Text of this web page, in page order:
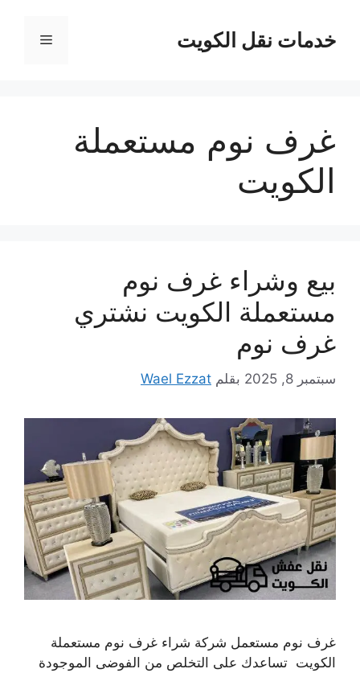
المحتوىخدمات نقل الكويت القائمة
غرف نوم مستعملة
الكويت
بيع وشراء غرف نوم
مستعملة الكويت نشتري
غرف نوم
سبتمبر 8, 2025 بقلم Wael Ezzat
غرف نوم مستعمل شركة شراء غرف نوم مستعملة
الكويت تساعدك على التخلص من الفوضى الموجودة